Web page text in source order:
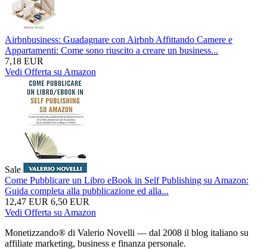
Airbnbusiness: Guadagnare con Airbnb Affittando Camere e
Appartamenti: Come sono riuscito a creare un business...
7,18 EUR
Vedi Offerta su Amazon
Sale
Come Pubblicare un Libro eBook in Self Publishing su Amazon:
Guida completa alla pubblicazione ed alla...
12,47 EUR 6,50 EUR
Vedi Offerta su Amazon
Monetizzando® di Valerio Novelli — dal 2008 il blog italiano su
affiliate marketing, business e finanza personale.